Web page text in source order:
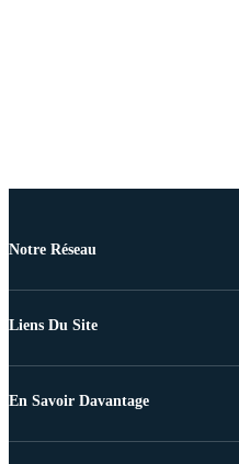
Notre Réseau
Liens Du Site
En Savoir Davantage